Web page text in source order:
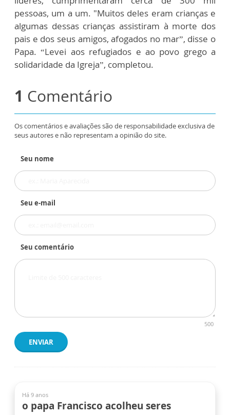
pessoas, um a um. "Muitos deles eram crianças e
algumas dessas crianças assistiram à morte dos
pais e dos seus amigos, afogados no mar”, disse o
Papa. “Levei aos refugiados e ao povo grego a
solidaridade da Igreja”, completou.
1 Comentário
Os comentários e avaliações são de responsabilidade exclusiva de
seus autores e não representam a opinião do site.
Seu nome
Seu e-mail
Seu comentário
500
ENVIAR
Há 9 anos
o papa Francisco acolheu seres